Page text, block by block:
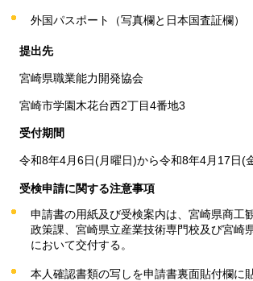
外国パスポート（写真欄と日本国査証欄）
提出先
宮崎県職業能力開発協会
宮崎市学園木花台西2丁目4番地3
受付期間
令和8年4月6日(月曜日)から令和8年4月17日(
受検申請に関する注意事項
申請書の用紙及び受検案内は、宮崎県商工
政策課、宮崎県立産業技術専門校及び宮崎
において交付する。
本人確認書類の写しを申請書裏面貼付欄に